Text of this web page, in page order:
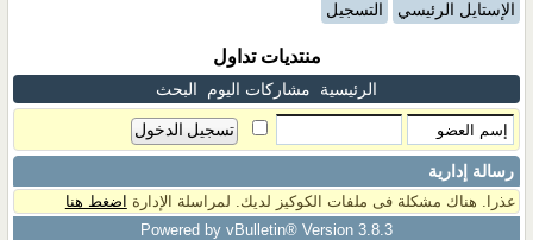
الإستايل الرئيسي التسجيل
منتديات تداول
الرئيسية مشاركات اليوم البحث
رسالة إدارية
عذرا. هناك مشكلة فى ملفات الكوكيز لديك. لمراسلة الإدارة اضغط هنا
Powered by vBulletin® Version 3.8.3